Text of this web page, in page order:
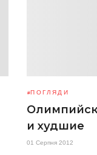
ПОГЛЯДИ
и худшие
01 Серпня 2012